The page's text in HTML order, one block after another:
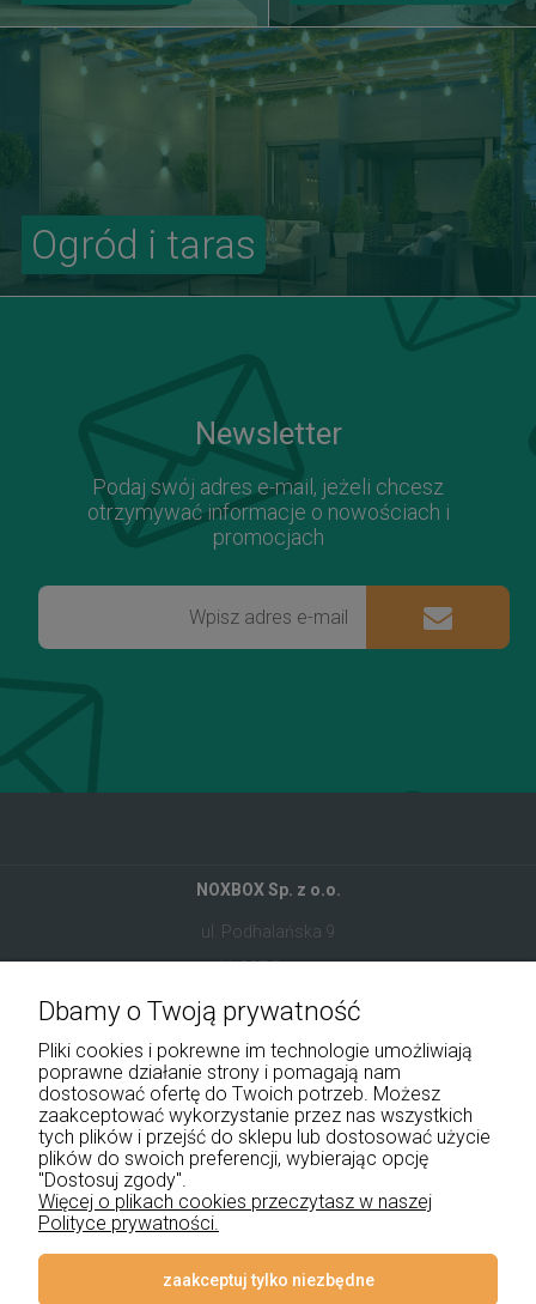
Ogród i taras
Newsletter
Podaj swój adres e-mail, jeżeli chcesz
otrzymywać informacje o nowościach i
promocjach
NOXBOX Sp. z o.o.
ul. Podhalańska 9
41-907 Bytom
+48 534 555 344
sklep@noxbox.pl
Pomoc
Płatności i dostawa
Informacje
Dbamy o Twoją prywatność
Pliki cookies i pokrewne im technologie umożliwiają
poprawne działanie strony i pomagają nam
dostosować ofertę do Twoich potrzeb. Możesz
zaakceptować wykorzystanie przez nas wszystkich
tych plików i przejść do sklepu lub dostosować użycie
plików do swoich preferencji, wybierając opcję
"Dostosuj zgody".
Więcej o plikach cookies przeczytasz w naszej
Polityce prywatności.
zaakceptuj tylko niezbędne